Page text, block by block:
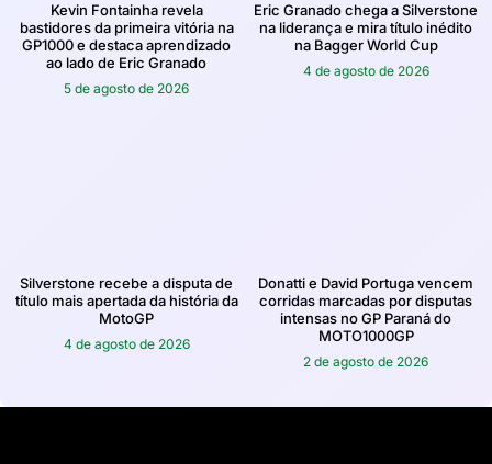
Kevin Fontainha revela
bastidores da primeira vitória na
GP1000 e destaca aprendizado
ao lado de Eric Granado
5 de agosto de 2026
Eric Granado chega a Silverstone
na liderança e mira título inédito
na Bagger World Cup
4 de agosto de 2026
Silverstone recebe a disputa de
título mais apertada da história da
MotoGP
4 de agosto de 2026
Donatti e David Portuga vencem
corridas marcadas por disputas
intensas no GP Paraná do
MOTO1000GP
2 de agosto de 2026